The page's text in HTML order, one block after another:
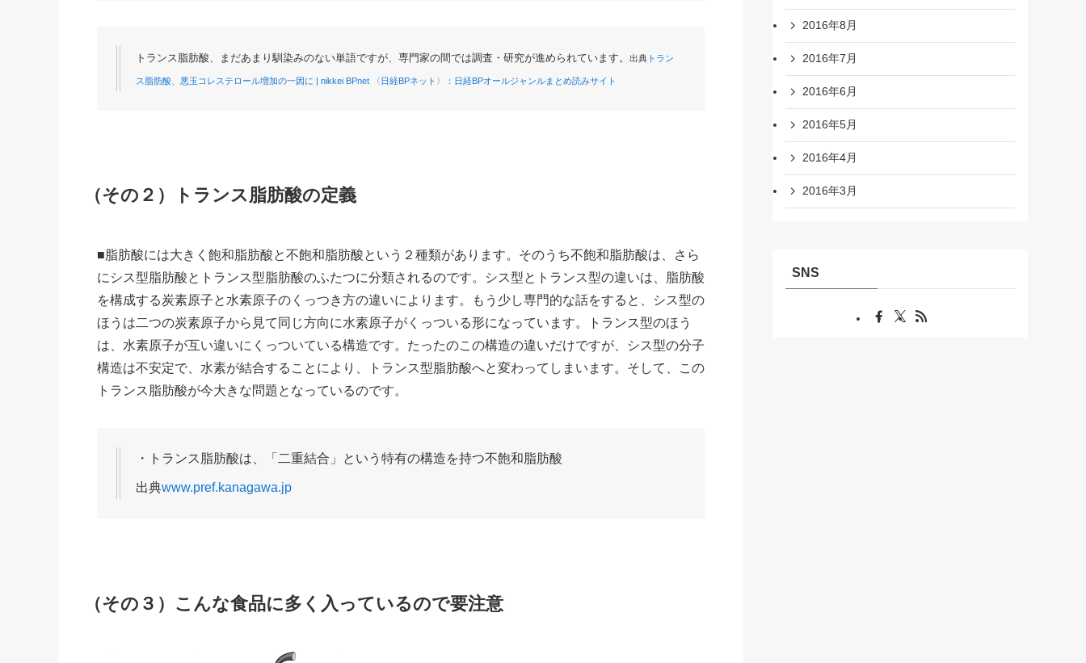
トランス脂肪酸、まだあまり馴染みのない単語ですが、専門家の間では調査・研究が進められています。 出典 トラン
ス脂肪酸、悪玉コレステロール増加の一因に | nikkei BPnet 〈日経BPネット〉：日経BPオールジャンルまとめ読みサイト
（その２）トランス脂肪酸の定義
■脂肪酸には大きく飽和脂肪酸と不飽和脂肪酸という２種類があります。そのうち不飽和脂肪酸は、さら
にシス型脂肪酸とトランス型脂肪酸のふたつに分類されるのです。シス型とトランス型の違いは、脂肪酸
を構成する炭素原子と水素原子のくっつき方の違いによります。もう少し専門的な話をすると、シス型の
ほうは二つの炭素原子から見て同じ方向に水素原子がくっついる形になっています。トランス型のほう
は、水素原子が互い違いにくっついている構造です。たったのこの構造の違いだけですが、シス型の分子
構造は不安定で、水素が結合することにより、トランス型脂肪酸へと変わってしまいます。そして、この
トランス脂肪酸が今大きな問題となっているのです。
・トランス脂肪酸は、「二重結合」という特有の構造を持つ不飽和脂肪酸
出典www.pref.kanagawa.jp
（その３）こんな食品に多く入っているので要注意
2016年8月
2016年7月
2016年6月
2016年5月
2016年4月
2016年3月
SNS